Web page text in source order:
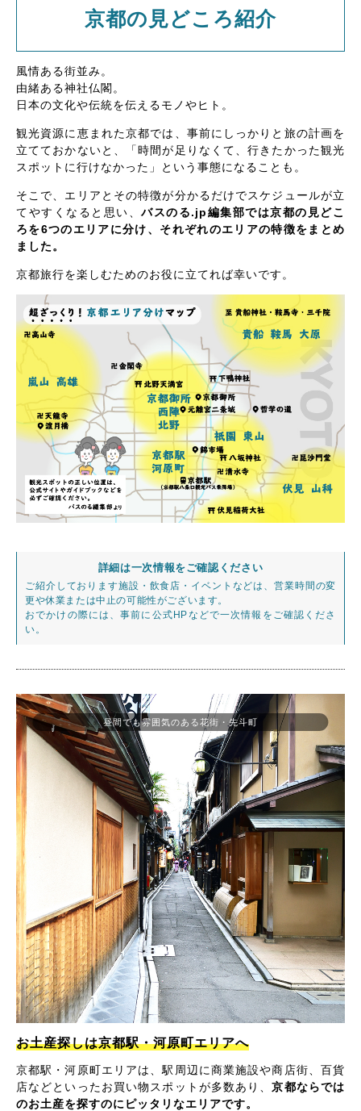
京都の見どころ紹介
風情ある街並み。
由緒ある神社仏閣。
日本の文化や伝統を伝えるモノやヒト。
観光資源に恵まれた京都では、事前にしっかりと旅の計画を
立てておかないと、「時間が足りなくて、行きたかった観光
スポットに行けなかった」という事態になることも。
そこで、エリアとその特徴が分かるだけでスケジュールが立
てやすくなると思い、バスのる.jp編集部では京都の見どこ
ろを6つのエリアに分け、それぞれのエリアの特徴をまとめ
ました。
京都旅行を楽しむためのお役に立てれば幸いです。
詳細は一次情報をご確認ください
ご紹介しております施設・飲食店・イベントなどは、営業時間の変
更や休業または中止の可能性がございます。
おでかけの際には、事前に公式HPなどで一次情報をご確認くださ
い。
昼間でも雰囲気のある花街・先斗町
お土産探しは京都駅・河原町エリアへ
京都駅・河原町エリアは、駅周辺に商業施設や商店街、百貨
店などといったお買い物スポットが多数あり、京都ならでは
のお土産を探すのにピッタリなエリアです。